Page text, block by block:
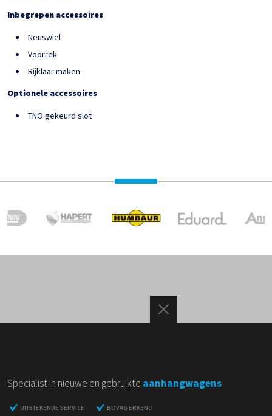
Inbegrepen accessoires
Neuswiel
Voorrek
Rijklaar maken
Optionele accessoires
TNO gekeurd slot
Specialist in nieuwe en gebruikte aanhangwagens
UITSTEKENDE SERVICE
BOVAG ERKEND